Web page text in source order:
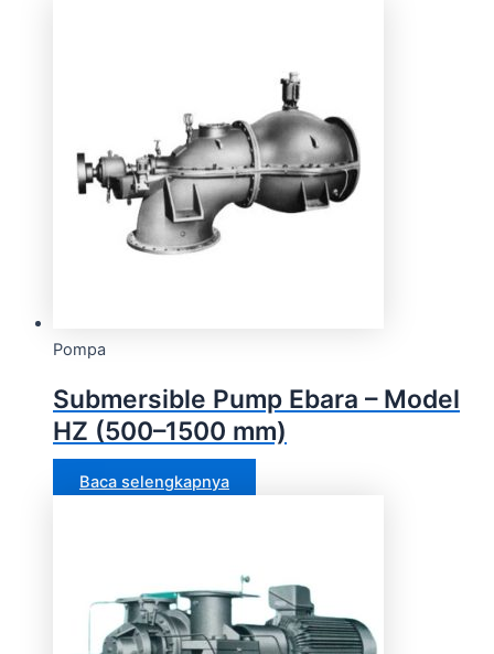
Pompa
Submersible Pump Ebara – Model
HZ (500–1500 mm)
Baca selengkapnya